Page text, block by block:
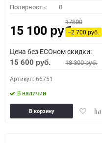
Полярность: 0
15 100 руб.
17800
−2 700руб.
Цена без ECOном скидки:
15 600 руб. 18 300руб.
Артикул: 66751
В наличии
В корзину